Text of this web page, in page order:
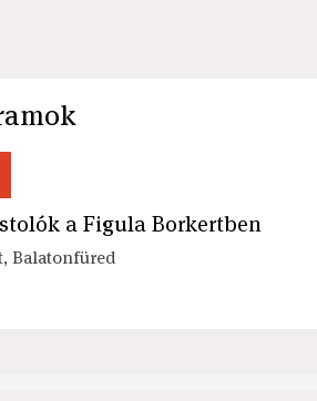
a Figula Borkertben
Balatonfüred